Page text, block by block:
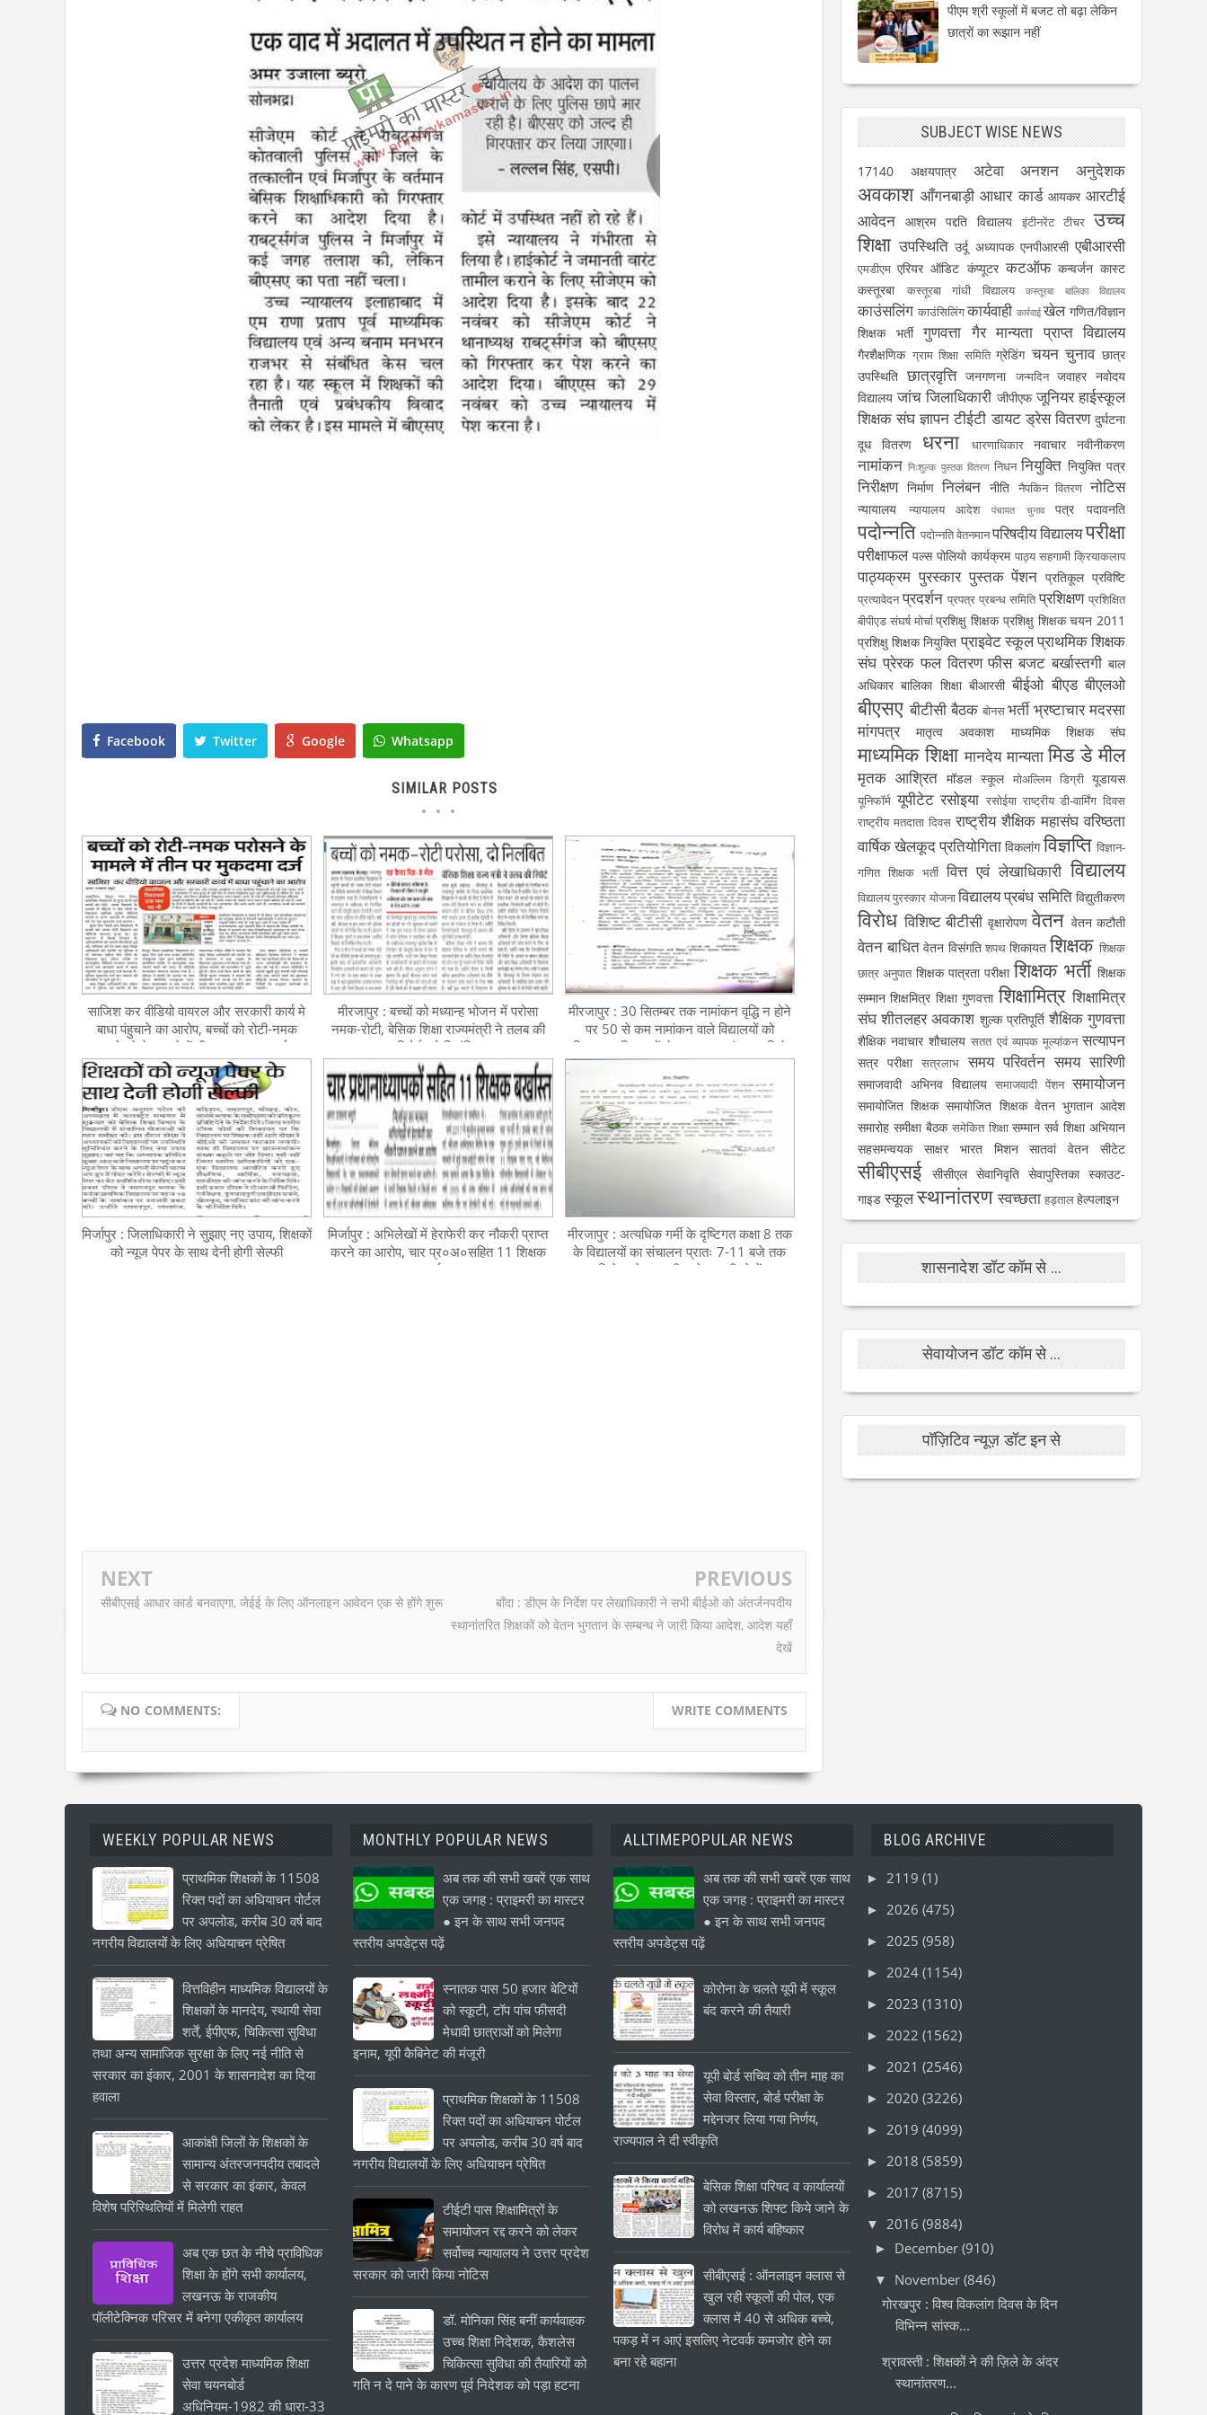
Facebook Twitter Google Whatsapp
SIMILAR POSTS
साजिश कर वीडियो वायरल और सरकारी कार्य मे
बाधा पंहुचाने का आरोप, बच्चों को रोटी-नमक
परोसने के मामले में तीन पर मुकदमा दर्ज
मीरजापुर : बच्चों को मध्यान्ह भोजन में परोसा
नमक-रोटी, बेसिक शिक्षा राज्यमंत्री ने तलब की
रिपोर्ट, दो निलंबित
मीरजापुर : 30 सितम्बर तक नामांकन वृद्धि न होने
पर 50 से कम नामांकन वाले विद्यालयों को
निकटस्थ विद्यालयों से सम्बद्ध कर संचालन किये
जाने के सम्बन्ध में, देखें
मिर्जापुर : जिलाधिकारी ने सुझाए नए उपाय, शिक्षकों
को न्यूज पेपर के साथ देनी होगी सेल्फी
मिर्जापुर : अभिलेखों में हेराफेरी कर नौकरी प्राप्त
करने का आरोप, चार प्र०अ०सहित 11 शिक्षक
बर्खास्त
मीरजापुर : अत्यधिक गर्मी के दृष्टिगत कक्षा 8 तक
के विद्यालयों का संचालन प्रातः 7-11 बजे तक
किये जाने सम्बन्धी आदेश जारी, देखें
NEXT
सीबीएसई आधार कार्ड बनवाएगा, जेईई के लिए ऑनलाइन आवेदन एक से होंगे शुरू
PREVIOUS
बाँदा : डीएम के निर्देश पर लेखाधिकारी ने सभी बीईओ को अंतर्जनपदीय
स्थानांतरित शिक्षकों को वेतन भुगतान के सम्बन्ध ने जारी किया आदेश, आदेश यहाँ
देखें
NO COMMENTS: WRITE COMMENTS
पीएम श्री स्कूलों में बजट तो बढ़ा लेकिन
छात्रों का रूझान नहीं
SUBJECT WISE NEWS
17140 अक्षयपात्र अटेवा अनशन अनुदेशक
अवकाश आँगनबाड़ी आधार कार्ड आयकर आरटीई
आवेदन आश्रम पद्दति विद्यालय इंटीनरेंट टीचर उच्च
शिक्षा उपस्थिति उर्दू अध्यापक एनपीआरसी एबीआरसी
एमडीएम एरियर ऑडिट कंप्यूटर कटऑफ कन्वर्जन कास्ट
कस्तूरबा
कस्तूरबा गांधी विद्यालय कस्तूरबा बालिका विद्यालय
काउंसलिंग काउंसिलिंग कार्यवाही कार्रवाई खेल गणित/विज्ञान
शिक्षक भर्ती
गुणवत्ता गैर मान्यता प्राप्त विद्यालय
गैरशैक्षणिक ग्राम शिक्षा समिति ग्रेडिंग चयन चुनाव छात्र
उपस्थिति छात्रवृत्ति जनगणना जन्मदिन जवाहर नवोदय
विद्यालय जांच जिलाधिकारी जीपीएफ जूनियर हाईस्कूल
शिक्षक संघ ज्ञापन टीईटी डायट ड्रेस वितरण दुर्घटना
दूध वितरण
धरना धारणाधिकार नवाचार नवीनीकरण
नामांकन निःशुल्क पुस्तक वितरण निधन नियुक्ति नियुक्ति पत्र
निरीक्षण निर्माण निलंबन नीति नैपकिन वितरण नोटिस
न्यायालय न्यायालय आदेश पंचायत चुनाव पत्र पदावनति
पदोन्नति पदोन्नति वेतनमानपरिषदीय विद्यालयपरीक्षा
परीक्षाफल पल्स पोलियो कार्यक्रम पाठ्य सहगामी क्रियाकलाप
पाठ्यक्रम पुरस्कार पुस्तक पेंशन प्रतिकूल प्रविष्टि
प्रत्यावेदन प्रदर्शन प्रपत्र प्रबन्ध समिति प्रशिक्षण प्रशिक्षित
बीपीएड संघर्ष मोर्चा प्रशिक्षु शिक्षक प्रशिक्षु शिक्षक चयन 2011
प्रशिक्षु शिक्षक नियुक्ति प्राइवेट स्कूलप्राथमिक शिक्षक
संघ प्रेरक फल वितरण फीस बजट बर्खास्तगी बाल
अधिकार बालिका शिक्षा बीआरसी बीईओ बीएड बीएलओ
बीएसए बीटीसी बैठक बोनस भर्ती भ्रष्टाचार मदरसा
मांगपत्र
मातृत्व अवकाश माध्यमिक शिक्षक संघ
माध्यमिक शिक्षा मानदेय मान्यता मिड डे मील
मृतक आश्रित मॉडल स्कूल मोअल्लिम डिग्री यूडायस
यूनिफॉर्म यूपीटेट रसोइया रसोईया राष्ट्रीय डी-वार्मिंग दिवस
राष्ट्रीय मतदाता दिवस राष्ट्रीय शैक्षिक महासंघ वरिष्ठता
वार्षिक खेलकूद प्रतियोगिता विकलांग विज्ञप्ति विज्ञान-
गणित शिक्षक भर्ती वित्त एवं लेखाधिकारी विद्यालय
विद्यालय पुरस्कार योजनाविद्यालय प्रबंध समिति विद्युतीकरण
विरोध विशिष्ट बीटीसी वृक्षारोपण वेतन वेतन कटौती
वेतन बाधित वेतन विसंगति शपथ शिकायत शिक्षक शिक्षक
छात्र अनुपात शिक्षक पात्रता परीक्षा शिक्षक भर्ती शिक्षक
सम्मान शिक्षमित्र शिक्षा गुणवत्ता शिक्षामित्र शिक्षामित्र
संघ शीतलहर अवकाश शुल्क प्रतिपूर्ति शैक्षिक गुणवत्ता
शैक्षिक नवाचार शौचालय सतत एवं व्यापक मूल्यांकन सत्यापन
सत्र परीक्षा सत्रलाभ समय परिवर्तन समय सारिणी
समाजवादी अभिनव विद्यालय समाजवादी पेंशन समायोजन
समायोजित शिक्षक समायोजित शिक्षक वेतन भुगतान आदेश
समारोह समीक्षा बैठक समेकित शिक्षा सम्मान सर्व शिक्षा अभियान
सहसमन्वयक
साक्षर भारत मिशन सातवां वेतन सीटेट
सीबीएसई सीसीएल सेवानिवृति सेवापुस्तिका स्काउट-
गाइड स्कूलस्थानांतरण स्वच्छता हड़तालहेल्पलाइन
शासनादेश डॉट कॉम से ...
सेवायोजन डॉट कॉम से ...
पॉज़िटिव न्यूज़ डॉट इन से
WEEKLY POPULAR NEWS
प्राथमिक शिक्षकों के 11508
रिक्त पदों का अधियाचन पोर्टल
पर अपलोड, करीब 30 वर्ष बाद
नगरीय विद्यालयों के लिए अधियाचन प्रेषित
वित्तविहीन माध्यमिक विद्यालयों के
शिक्षकों के मानदेय, स्थायी सेवा
शर्तें, ईपीएफ, चिकित्सा सुविधा
तथा अन्य सामाजिक सुरक्षा के लिए नई नीति से
सरकार का इंकार, 2001 के शासनादेश का दिया
हवाला
आकांक्षी जिलों के शिक्षकों के
सामान्य अंतरजनपदीय तबादले
से सरकार का इंकार, केवल
विशेष परिस्थितियों में मिलेगी राहत
अब एक छत के नीचे प्राविधिक
शिक्षा के होंगे सभी कार्यालय,
लखनऊ के राजकीय
पॉलीटेक्निक परिसर में बनेगा एकीकृत कार्यालय
उत्तर प्रदेश माध्यमिक शिक्षा
सेवा चयनबोर्ड
अधिनियम-1982 की धारा-33
MONTHLY POPULAR NEWS
अब तक की सभी खबरें एक साथ
एक जगह : प्राइमरी का मास्टर
● इन के साथ सभी जनपद
स्तरीय अपडेट्स पढ़ें
स्नातक पास 50 हजार बेटियों
को स्कूटी, टॉप पांच फीसदी
मेधावी छात्राओं को मिलेगा
इनाम, यूपी कैबिनेट की मंजूरी
प्राथमिक शिक्षकों के 11508
रिक्त पदों का अधियाचन पोर्टल
पर अपलोड, करीब 30 वर्ष बाद
नगरीय विद्यालयों के लिए अधियाचन प्रेषित
टीईटी पास शिक्षामित्रों के
समायोजन रद्द करने को लेकर
सर्वोच्च न्यायालय ने उत्तर प्रदेश
सरकार को जारी किया नोटिस
डॉ. मोनिका सिंह बनीं कार्यवाहक
उच्च शिक्षा निदेशक, कैशलेस
चिकित्सा सुविधा की तैयारियों को
गति न दे पाने के कारण पूर्व निदेशक को पड़ा हटना
ALLTIMEPOPULAR NEWS
अब तक की सभी खबरें एक साथ
एक जगह : प्राइमरी का मास्टर
● इन के साथ सभी जनपद
स्तरीय अपडेट्स पढ़ें
कोरोना के चलते यूपी में स्कूल
बंद करने की तैयारी
यूपी बोर्ड सचिव को तीन माह का
सेवा विस्तार, बोर्ड परीक्षा के
मद्देनजर लिया गया निर्णय,
राज्यपाल ने दी स्वीकृति
बेसिक शिक्षा परिषद व कार्यालयों
को लखनऊ शिफ्ट किये जाने के
विरोध में कार्य बहिष्कार
सीबीएसई : ऑनलाइन क्लास से
खुल रही स्कूलों की पोल, एक
क्लास में 40 से अधिक बच्चे,
पकड़ में न आएं इसलिए नेटवर्क कमजोर होने का
बना रहे बहाना
BLOG ARCHIVE
► 2119(1)
► 2026(475)
► 2025(958)
► 2024(1154)
► 2023(1310)
► 2022(1562)
► 2021(2546)
► 2020(3226)
► 2019(4099)
► 2018(5859)
► 2017(8715)
▼ 2016(9884)
► December(910)
▼ November(846)
गोरखपुर : विश्व विकलांग दिवस के दिन
विभिन्न सांस्क...
श्रावस्ती : शिक्षकों ने की ज़िले के अंदर
स्थानांतरण...